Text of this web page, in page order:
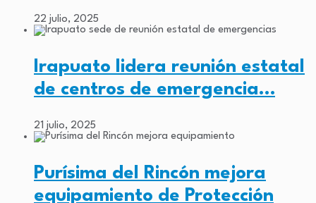
22 julio, 2025
Irapuato lidera reunión estatal
de centros de emergencia…
21 julio, 2025
Purísima del Rincón mejora
equipamiento de Protección